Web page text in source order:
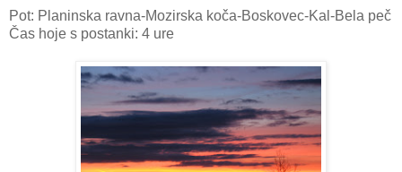
Pot: Planinska ravna-Mozirska koča-Boskovec-Kal-Bela peč
Čas hoje s postanki: 4 ure